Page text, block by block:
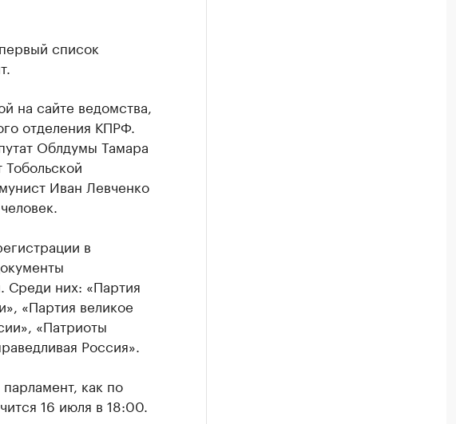
список
на сайте ведомства,
отделения КПРФ.
Облдумы Тамара
Иван Левченко
в
Среди них: «Партия
«Партия великое
«Патриоты
Россия».
как по
16 июля в 18:00.